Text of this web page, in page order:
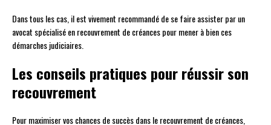
Dans tous les cas, il est vivement recommandé de se faire assister par un
avocat spécialisé en recouvrement de créances pour mener à bien ces
démarches judiciaires.
Les conseils pratiques pour réussir son
recouvrement
Pour maximiser vos chances de succès dans le recouvrement de créances,